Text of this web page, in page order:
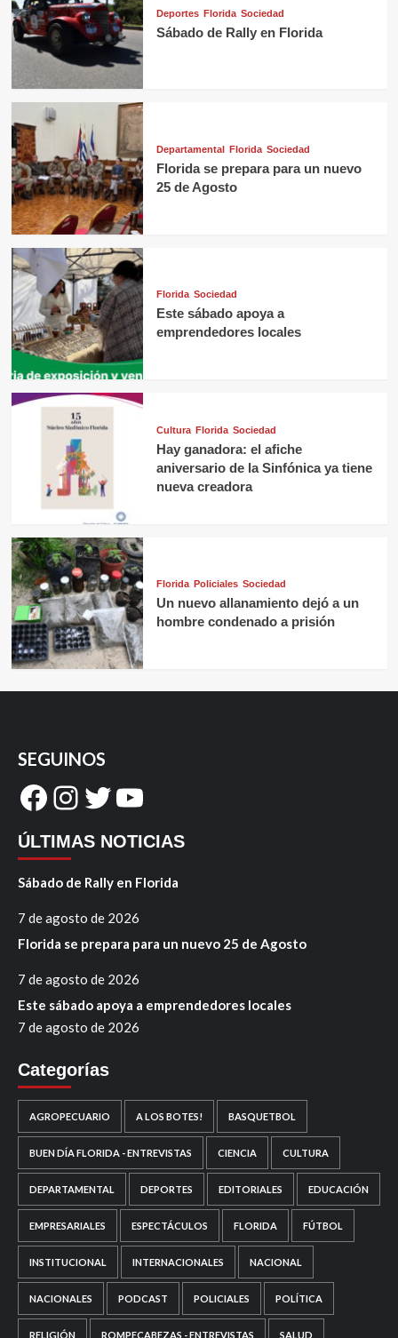
Deportes Florida Sociedad
Sábado de Rally en Florida
Departamental Florida Sociedad
Florida se prepara para un nuevo
25 de Agosto
Florida Sociedad
Este sábado apoya a
emprendedores locales
Cultura Florida Sociedad
Hay ganadora: el afiche
aniversario de la Sinfónica ya tiene
nueva creadora
Florida Policiales Sociedad
Un nuevo allanamiento dejó a un
hombre condenado a prisión
SEGUINOS
Facebook
Instagram
Twitter
YouTube
ÚLTIMAS NOTICIAS
Sábado de Rally en Florida
7 de agosto de 2026
Florida se prepara para un nuevo 25 de Agosto
7 de agosto de 2026
Este sábado apoya a emprendedores locales
7 de agosto de 2026
Categorías
AGROPECUARIO A LOS BOTES! BASQUETBOL
BUEN DÍA FLORIDA - ENTREVISTAS CIENCIA CULTURA
DEPARTAMENTAL DEPORTES EDITORIALES EDUCACIÓN
EMPRESARIALES ESPECTÁCULOS FLORIDA FÚTBOL
INSTITUCIONAL INTERNACIONALES NACIONAL
NACIONALES PODCAST POLICIALES POLÍTICA
RELIGIÓN ROMPECABEZAS - ENTREVISTAS SALUD